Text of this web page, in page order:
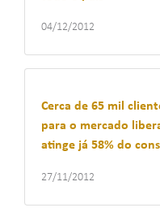
04/12/2012
Cerca de 65 mil
para o mercado
atinge já 58% do
27/11/2012